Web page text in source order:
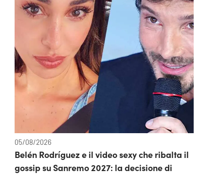
05/08/2026
Belén Rodríguez e il video sexy che ribalta il
gossip su Sanremo 2027: la decisione di